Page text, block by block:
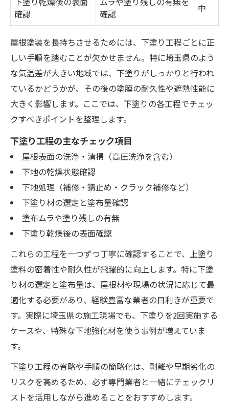
耐久性別に見る屋根塗装下塗り材一覧
下塗りの有無で変わる劣化スピード
屋根塗装で長持ちを実現する秘訣
埼玉県の屋根に強い下塗り材の特徴
屋根塗装の下塗り失敗例とその対策
補助金活用で屋根塗装費用を抑える道
屋根塗装補助金の条件・金額早見表
埼玉県で補助金を受けるための申請手順
屋根塗装費用を補助金で抑えるコツ
さいたま市の補助金活用成功事例集
屋根塗装と外壁塗装の補助金併用ポイント
埼玉県で賢く選ぶ屋根塗装の実践知識
埼玉県で信頼される屋根塗装業者比較表
優良業者を見抜く屋根塗装の選び方
口コミや事例で見る業者選定のコツ
屋根塗装の見積もり比較で失敗しない方法
施工事例から学ぶ屋根塗装の実践知識
下塗り乾燥後の表面
確認
ムラや塗り残しの有無を
確認
中
屋根塗装を長持ちさせるためには、下塗り工程ごとに正
しい手順を踏むことが欠かせません。特に埼玉県のよう
な気温差が大きい地域では、下塗りがしっかりと行われ
ているかどうかが、その後の塗膜の耐久性や遮熱性能に
大きく影響します。ここでは、下塗りの各工程でチェッ
クすべきポイントを整理します。
下塗り工程の主なチェック項目
屋根表面の洗浄・清掃（高圧洗浄を含む）
下地の乾燥状態確認
下地処理（補修・錆止め・クラック補修など）
下塗り材の選定と塗布量確認
塗布ムラや塗り残しの有無
下塗り乾燥後の表面確認
これらの工程を一つずつ丁寧に確認することで、上塗り
塗料の密着性や耐久性が飛躍的に向上します。特に下塗
り材の選定と塗布量は、屋根材や現場の状況に応じて最
適化する必要があり、経験豊富な業者の目利きが重要で
す。実際に埼玉県の施工現場でも、下塗りを2回実施する
ケースや、特殊な下地強化材を使う事例が増えていま
す。
下塗り工程の省略や手順の簡略化は、剥離や早期劣化の
リスクを高めるため、必ず専門業者と一緒にチェックリ
ストを活用しながら進めることをおすすめします。